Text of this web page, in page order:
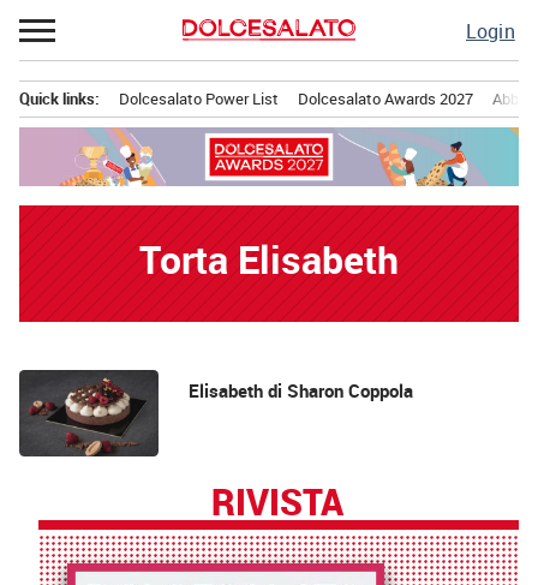
Passa
al
Login
principale
Quick links: Dolcesalato Power List Dolcesalato Awards 2027
Torta Elisabeth
News Elisabeth di Sharon Coppola
RIVISTA